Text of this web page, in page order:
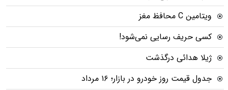
ویتامین C محافظ مغز
کسی حریف رسایی نمی‌شود!
ژیلا هدائی درگذشت
جدول قیمت روز خودرو در بازار؛ ۱۶ مرداد